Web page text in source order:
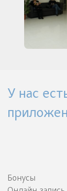
У нас
Бонусы